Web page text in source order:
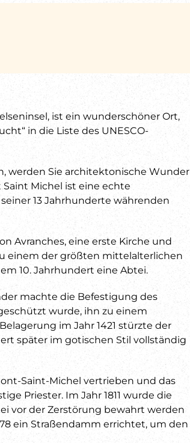
ist ein wunderschöner Ort,
in die Liste des UNESCO-
werden Sie architektonische Wunder
Michel ist eine echte
13 Jahrhunderte währenden
Avranches, eine erste Kirche und
einem der größten mittelalterlichen
10. Jahrhundert eine Abtei.
machte die Befestigung des
wurde, ihn zu einem
im Jahr 1421 stürzte der
später im gotischen Stil vollständig
Saint-Michel vertrieben und das
Priester. Im Jahr 1811 wurde die
vor der Zerstörung bewahrt werden
ein Straßendamm errichtet, um den